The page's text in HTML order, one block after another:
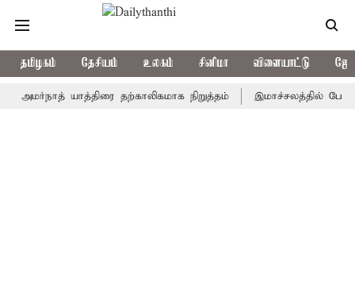
தமிழகம் தேசியம் உலகம் சினிமா விளையாட்டு
யாத்திரை தற்காலிகமாக நிறுத்தம் இமாச்சலத்தில் பேருந்து